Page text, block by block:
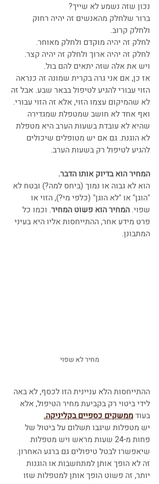
נכון שזה נשמע לא שייך?
ברור שלחלק מהאנשים זה יהיה רחוק
ולחלק קרוב.
לחלק זה יהיה מוקדם ולחלק מאוחר.
לחלק זה יהיה ארוך ולחלק זה יהיה קצר.
ויש את אלה שזה יתאים להם בול.
אז כן, אם אני גרה בקרית שמונה זה כנראה
הזוי עבורי להגיע לטיפול בבאר שבע. אבל זה
לא שהמיקום עצמו הזוי, אלא זה הזוי עבורי.
ואף אחד לא חושב שמטפלת שמגדירה
שהיא לא עובדת בשעות הערב היא מטפלת
לא הוגנת. גם אם יש מטופלים שיכולים
להגיע לטיפול רק בשעות הערב.
המחיר הוא בדיוק אותו הדבר.
הוא לא גבוה או נמוך (ביחס למה?) ובטח לא
"הוגן" או "לא הוגן" (כלפי מי?), הזוי או
שפוי. המחיר הוא פשוט המחיר. וכמו כל
פרט מידע אחר, ההתייחסות אליו היא בעיני
המתבונן.
מחיר לא שפוי
ההתייחסות הלא עניינית הזו לכסף, לא באה
לידי ביטוי רק בקביעת מחיר הטיפול, אלא
בעוד ממשקים כספיים בקליניקה.
יש מטפלות שיגבו תשלום על ביטול של
פחות מ-24 שעות מראש ויש מטפלות
שיאפשרו לבטל טיפולים גם ברגע האחרון.
זה לא הופך אותן למתחשבות או הוגנות
יותר, זה פשוט הופך אותן למטפלות שזו